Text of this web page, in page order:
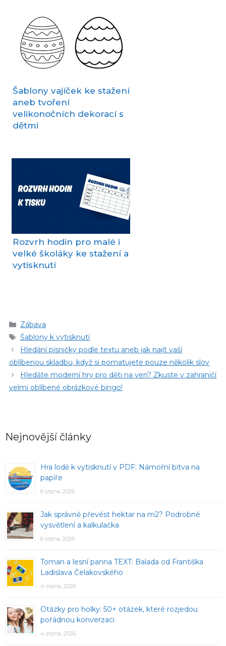
Šablony vajíček ke stažení
aneb tvoření
velikonočních dekorací s
dětmi
Rozvrh hodin pro malé i
velké školáky ke stažení a
vytisknutí
Rubriky
Zábava
Štítky
Šablony k vytisknutí
Hledání písničky podle textu aneb jak najít vaší
oblíbenou skladbu, když si pomatujete pouze několik slov
Hledáte moderní hry pro děti na ven? Zkuste v zahraničí
velmi oblíbené obrázkové bingo!
Nejnovější články
Hra lodě k vytisknutí v PDF: Námořní bitva na
papíře
6 srpna, 2026
Jak správně převést hektar na m2? Podrobné
vysvětlení a kalkulačka
6 srpna, 2026
Toman a lesní panna TEXT: Balada od Františka
Ladislava Čelakovského
4 srpna, 2026
Otázky pro holky: 50+ otázek, které rozjedou
pořádnou konverzaci
4 srpna, 2026